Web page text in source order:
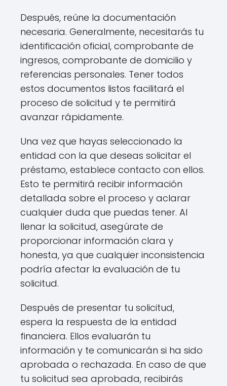
Después, reúne la documentación
necesaria. Generalmente, necesitarás tu
identificación oficial, comprobante de
ingresos, comprobante de domicilio y
referencias personales. Tener todos
estos documentos listos facilitará el
proceso de solicitud y te permitirá
avanzar rápidamente.
Una vez que hayas seleccionado la
entidad con la que deseas solicitar el
préstamo, establece contacto con ellos.
Esto te permitirá recibir información
detallada sobre el proceso y aclarar
cualquier duda que puedas tener. Al
llenar la solicitud, asegúrate de
proporcionar información clara y
honesta, ya que cualquier inconsistencia
podría afectar la evaluación de tu
solicitud.
Después de presentar tu solicitud,
espera la respuesta de la entidad
financiera. Ellos evaluarán tu
información y te comunicarán si ha sido
aprobada o rechazada. En caso de que
tu solicitud sea aprobada, recibirás